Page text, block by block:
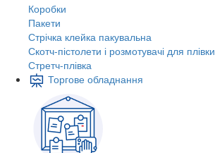
Коробки
Пакети
Стрічка клейка пакувальна
Скотч-пістолети і розмотувачі для плівки
Стретч-плівка
Торгове обладнання